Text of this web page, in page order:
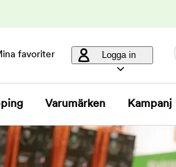
favoriter Logga in
Varumärken Kampanj